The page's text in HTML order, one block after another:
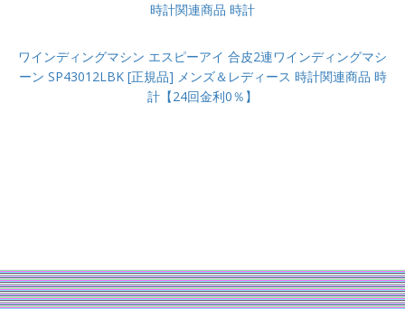
時計関連商品 時計
ワインディングマシン エスピーアイ 合皮2連ワインディングマシ
ーン SP43012LBK [正規品] メンズ＆レディース 時計関連商品 時
計【24回金利0％】